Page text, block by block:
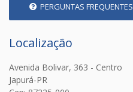
PERGUNTAS FREQUENTES
Localização
Avenida Bolivar, 363 - Centro
Japurá-PR